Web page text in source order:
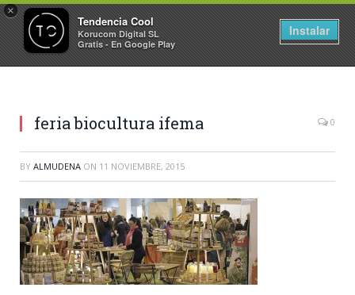
×
Tendencia Cool
Korucom Digital SL
Gratis - En Google Play
Instalar
feria biocultura ifema 0
BY ALMUDENA ON 11 NOVIEMBRE, 2015